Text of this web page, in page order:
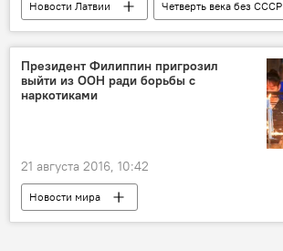
Новости Латвии Четверть века без СССР
Президент Филиппин пригрозил
выйти из ООН ради борьбы с
наркотиками
21 августа 2016, 10:42
Новости мира